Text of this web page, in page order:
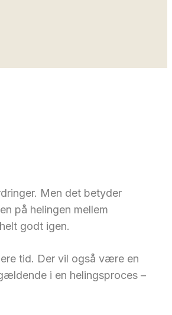
Men det betyder
på helingen mellem
godt igen.
tid. Der vil også være en
i en helingsproces –